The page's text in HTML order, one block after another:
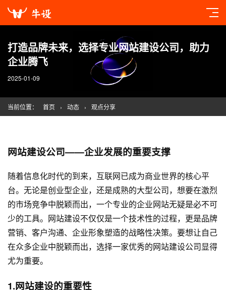
打造品牌未来，选择专业网站建设公司，助力
企业腾飞
2025-01-09
当前位置： 首页 › 动态 › 观点分享
网站建设公司——企业发展的重要支撑
随着信息化时代的到来，互联网已成为商业世界的核心平
台。无论是创业型企业，还是成熟的大型公司，想要在激烈
的市场竞争中脱颖而出，一个专业的企业网站无疑是必不可
少的工具。 网站建设不仅仅是一个技术性的过程，更是品牌
营销、客户沟通、企业形象塑造的战略性决策。要想让自己
在众多企业中脱颖而出，选择一家优秀的网站建设公司显得
尤为重要。
1.网站建设的重要性